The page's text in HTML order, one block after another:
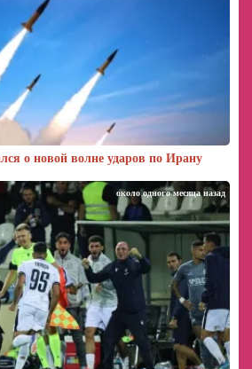
о новой волне ударов по Ирану
около одного месяца назад